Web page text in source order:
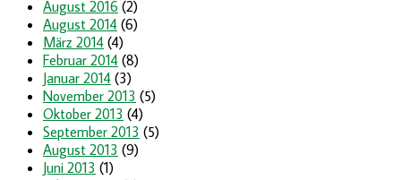
August 2016 (2)
August 2014 (6)
März 2014 (4)
Februar 2014 (8)
Januar 2014 (3)
November 2013 (5)
Oktober 2013 (4)
September 2013 (5)
August 2013 (9)
Juni 2013 (1)